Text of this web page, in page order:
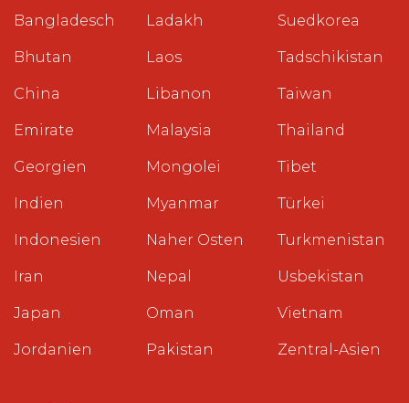
Bangladesch
Bhutan
China
Emirate
Georgien
Indien
Indonesien
Iran
Japan
Jordanien
Ladakh
Laos
Libanon
Malaysia
Mongolei
Myanmar
Naher Osten
Nepal
Oman
Pakistan
Suedkorea
Tadschikistan
Taiwan
Thailand
Tibet
Türkei
Turkmenistan
Usbekistan
Vietnam
Zentral-Asien